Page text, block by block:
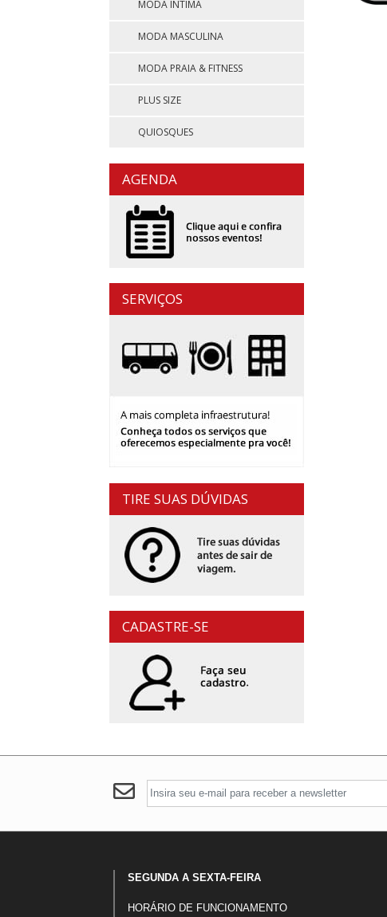
MODA ÍNTIMA
MODA MASCULINA
MODA PRAIA & FITNESS
PLUS SIZE
QUIOSQUES
AGENDA
SERVIÇOS
TIRE SUAS DÚVIDAS
CADASTRE-SE
SEGUNDA A SEXTA-FEIRA
HORÁRIO DE FUNCIONAMENTO